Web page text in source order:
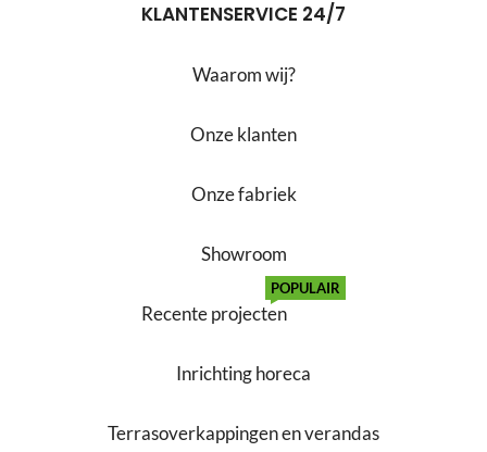
KLANTENSERVICE 24/7
Waarom wij?
Onze klanten
Onze fabriek
Showroom
Recente projecten
POPULAIR
Inrichting horeca
Terrasoverkappingen en verandas